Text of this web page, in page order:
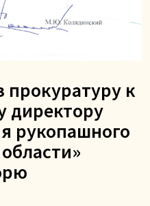
к
директору
рукопашного